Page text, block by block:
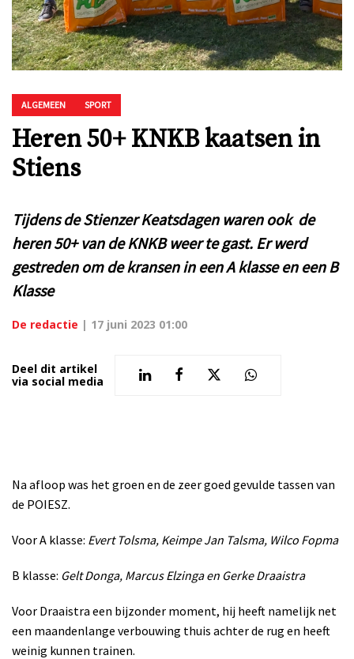
ALGEMEEN SPORT
Heren 50+ KNKB kaatsen in
Stiens
Tijdens de Stienzer Keatsdagen waren ook de
heren 50+ van de KNKB weer te gast. Er werd
gestreden om de kransen in een A klasse en een B
Klasse
De redactie | 17 juni 2023 01:00
Deel dit artikel
via social media
Na afloop was het groen en de zeer goed gevulde tassen van
de POIESZ.
Voor A klasse: Evert Tolsma, Keimpe Jan Talsma, Wilco Fopma
B klasse: Gelt Donga, Marcus Elzinga en Gerke Draaistra
Voor Draaistra een bijzonder moment, hij heeft namelijk net
een maandenlange verbouwing thuis achter de rug en heeft
weinig kunnen trainen.